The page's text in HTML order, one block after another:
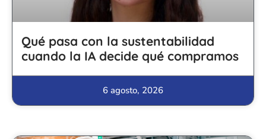
Qué pasa con la sustentabilidad
cuando la IA decide qué compramos
6 agosto, 2026